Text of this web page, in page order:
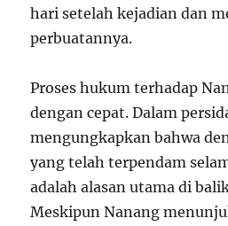
hari setelah kejadian dan
perbuatannya.
Proses hukum terhadap
dengan cepat. Dalam
mengungkapkan bahwa
yang telah terpendam
adalah alasan utama di
Meskipun Nanang